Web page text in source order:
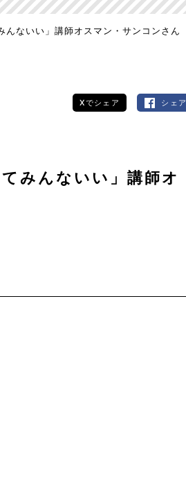
んないい」講師オスマン・サンコンさん
Xでシェア シェア
みんないい」講師オ